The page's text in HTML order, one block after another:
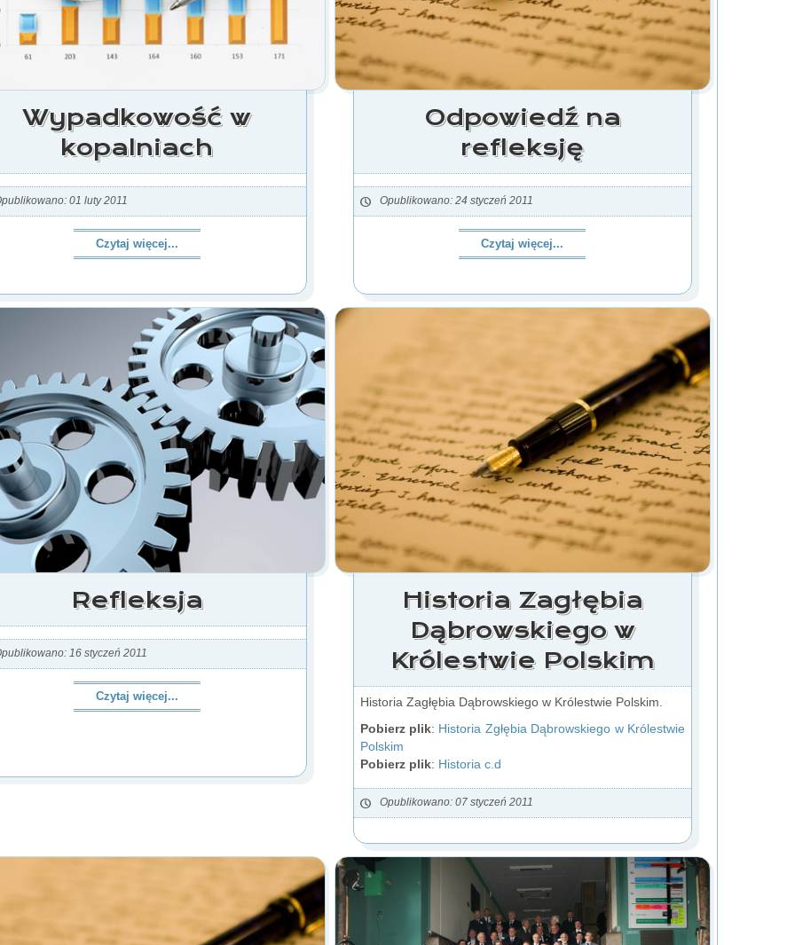
Wypadkowość w
kopalniach
01 luty 2011
Czytaj więcej...
Odpowiedź na
refleksję
Opublikowano: 24 styczeń 2011
Czytaj więcej...
Refleksja
16 styczeń 2011
Czytaj więcej...
Historia Zagłębia
Dąbrowskiego w
Królestwie Polskim
Historia Zagłębia Dąbrowskiego w Królestwie Polskim.
Pobierz plik: Historia Zgłębia Dąbrowskiego w Królestwie
Polskim
Pobierz plik: Historia c.d
Opublikowano: 07 styczeń 2011